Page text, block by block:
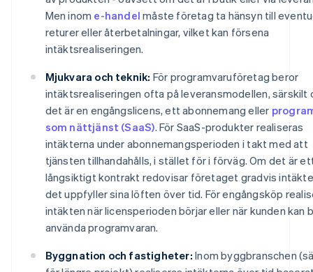
Men inom e-handel måste företag ta hänsyn till
returer eller återbetalningar, vilket kan försena
intäktsrealiseringen.
Mjukvara och teknik: För programvaruföretag beror
intäktsrealiseringen ofta på leveransmodellen, särskilt
det är en engångslicens, ett abonnemang eller
som nättjänst (SaaS). För SaaS-produkter realiseras
intäkterna under abonnemangsperioden i takt med att
tjänsten tillhandahålls, i stället för i förväg. Om det är
långsiktigt kontrakt redovisar företaget gradvis
det uppfyller sina löften över tid. För engångsköp
intäkten när licensperioden börjar eller när kunden kan
använda programvaran.
Byggnation och fastigheter: Inom byggbranschen